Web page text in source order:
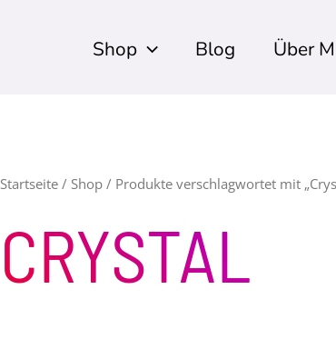
Shop Blog Über
Startseite/ Shop/ Produkte verschlagwortet mit
CRYSTAL